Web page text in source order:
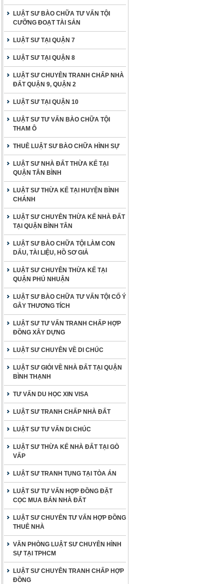
LUẬT SƯ BÀO CHỮA TƯ VẤN TỘI
CƯỠNG ĐOẠT TÀI SẢN
LUẬT SƯ TẠI QUẬN 7
LUẬT SƯ TẠI QUẬN 8
LUẬT SƯ CHUYÊN TRANH CHẤP NHÀ
ĐẤT QUẬN 9, QUẬN 2
LUẬT SƯ TẠI QUẬN 10
LUẬT SƯ TƯ VẤN BÀO CHỮA TỘI
THAM Ô
THUÊ LUẬT SƯ BÀO CHỮA HÌNH SỰ
LUẬT SƯ NHÀ ĐẤT THỪA KẾ TẠI
QUẬN TÂN BÌNH
LUẬT SƯ THỪA KẾ TẠI HUYỆN BÌNH
CHÁNH
LUẬT SƯ CHUYÊN THỪA KẾ NHÀ ĐẤT
TẠI QUẬN BÌNH TÂN
LUẬT SƯ BÀO CHỮA TỘI LÀM CON
DẤU, TÀI LIỆU, HỒ SƠ GIẢ
LUẬT SƯ CHUYÊN THỪA KẾ TẠI
QUẬN PHÚ NHUẬN
LUẬT SƯ BÀO CHỮA TƯ VẤN TỘI CỐ Ý
GÂY THƯƠNG TÍCH
LUẬT SƯ TƯ VẤN TRANH CHẤP HỢP
ĐỒNG XÂY DỰNG
LUẬT SƯ CHUYÊN VỀ DI CHÚC
LUẬT SƯ GIỎI VỀ NHÀ ĐẤT TẠI QUẬN
BÌNH THẠNH
TƯ VẤN DU HỌC XIN VISA
LUẬT SƯ TRANH CHẤP NHÀ ĐẤT
LUẬT SƯ TƯ VẤN DI CHÚC
LUẬT SƯ THỪA KẾ NHÀ ĐẤT TẠI GÒ
VẤP
LUẬT SƯ TRANH TỤNG TẠI TÒA ÁN
LUẬT SƯ TƯ VẤN HỢP ĐỒNG ĐẶT
CỌC MUA BÁN NHÀ ĐẤT
LUẬT SƯ CHUYÊN TƯ VẤN HỢP ĐỒNG
THUÊ NHÀ
VĂN PHÒNG LUẬT SƯ CHUYÊN HÌNH
SỰ TẠI TPHCM
LUẬT SƯ CHUYÊN TRANH CHẤP HỢP
ĐỒNG